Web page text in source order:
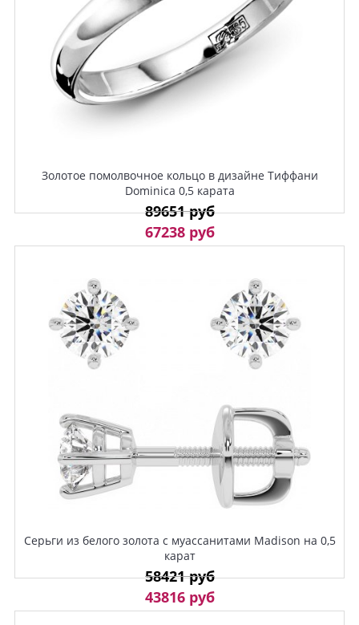
Золотое помолвочное кольцо в дизайне Тиффани
Dominica 0,5 карата
89651 руб
67238 руб
Серьги из белого золота с муассанитами Madison на 0,5
карат
58421 руб
43816 руб